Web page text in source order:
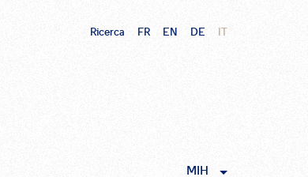
Ricerca FR EN DE IT
MIH